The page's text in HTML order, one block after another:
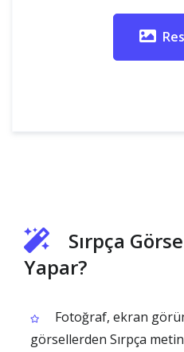
Sırpça
Yapar?
Fotoğraf, ekran
görsellerden Sırpça metin